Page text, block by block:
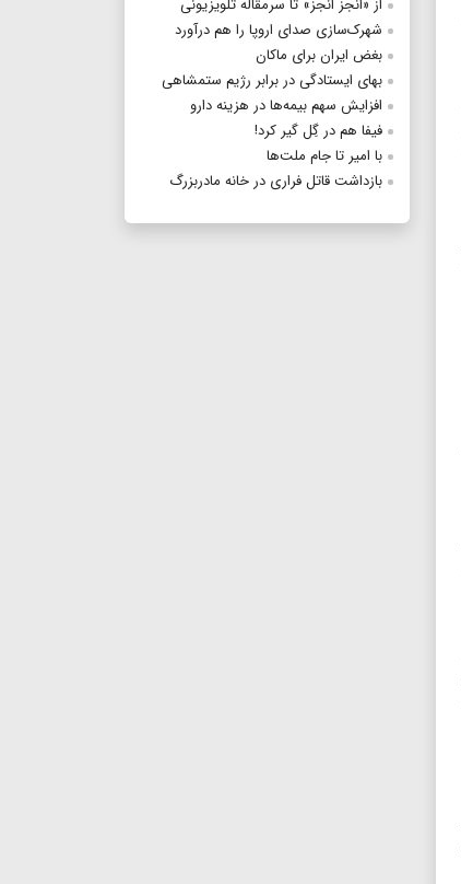
از «انجز انجز» تا سرمقاله تلویزیونی
شهرک‌سازی صدای اروپا را هم درآورد
بغض ایران برای ماکان
بهای ایستادگی در برابر رژیم ستمشاهی
افزایش سهم بیمه‌ها در هزینه دارو
فیفا هم در گِل گیر کرد!
با امیر تا جام ملت‌ها
بازداشت قاتل فراری در خانه مادربزرگ